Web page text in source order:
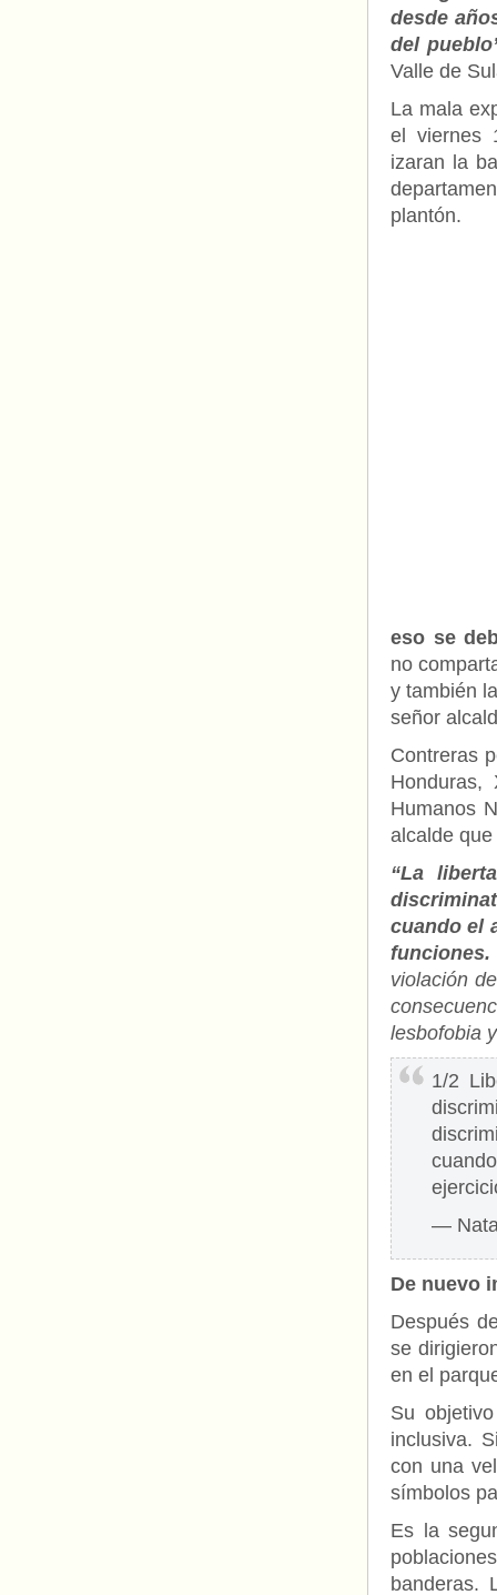
desde
del
Valle de
La mala
el viernes
izaran la
plantón.
eso se
no
y también
señor
Contreras
Honduras,
Humanos
alcalde
“La
cuando el
funciones.
violación
lesbofobia
1/2
—
De nuevo
Después
se
en el
Su
inclusiva.
con una
símbolos
Es la
banderas.